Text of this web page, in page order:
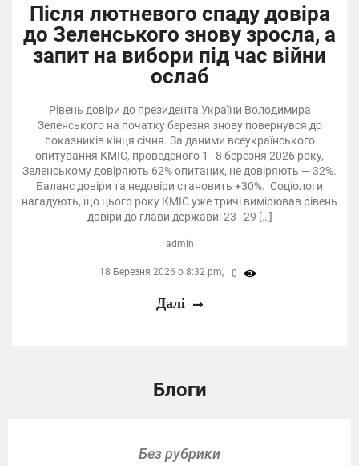
Після лютневого спаду довіра
до Зеленського знову зросла, а
запит на вибори під час війни
ослаб
Рівень довіри до президента України Володимира
Зеленського на початку березня знову повернувся до
показників кінця січня. За даними всеукраїнського
опитування КМІС, проведеного 1–8 березня 2026 року,
Зеленському довіряють 62% опитаних, не довіряють — 32%.
Баланс довіри та недовіри становить +30%. Соціологи
нагадують, що цього року КМІС уже тричі вимірював рівень
довіри до глави держави: 23–29 […]
admin
18 Березня 2026 о 8:32 pm, 0
Далі
Блоги
Без рубрики